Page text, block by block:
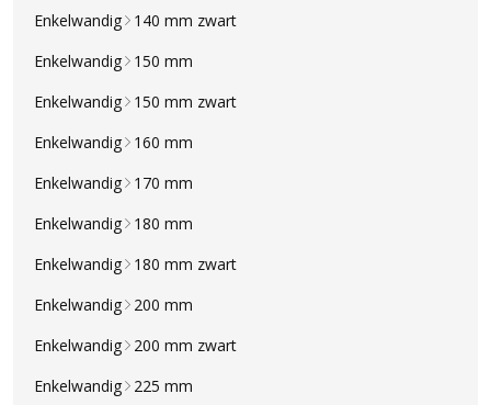
Enkelwandig
140 mm zwart
Enkelwandig
150 mm
Enkelwandig
150 mm zwart
Enkelwandig
160 mm
Enkelwandig
170 mm
Enkelwandig
180 mm
Enkelwandig
180 mm zwart
Enkelwandig
200 mm
Enkelwandig
200 mm zwart
Enkelwandig
225 mm